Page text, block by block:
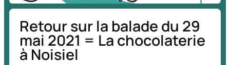
Retour sur la balade du 29
mai 2021 = La chocolaterie
à Noisiel